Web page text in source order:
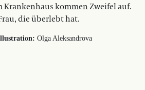
Krankenhaus kommen Zweifel auf.
die überlebt hat.
Olga Aleksandrova